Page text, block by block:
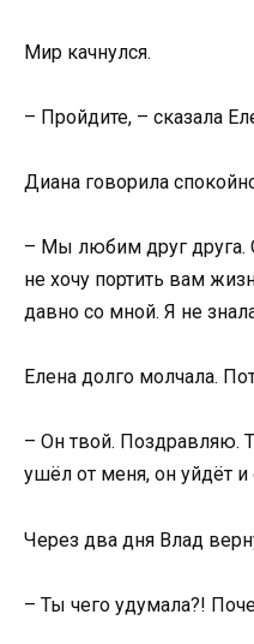
Мир качнулся.
– Пройдите, – сказала
Диана говорила
– Мы любим друг друга.
не хочу портить вам
давно со мной. Я не
Елена долго молчала.
– Он твой. Поздравляю.
ушёл от меня, он уйдёт и
Через два дня Влад
– Ты чего удумала?!